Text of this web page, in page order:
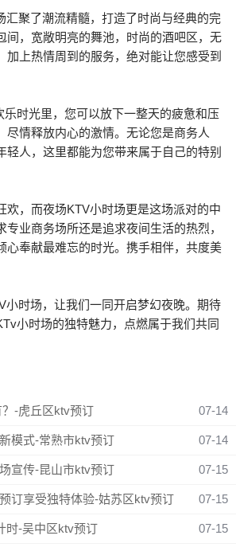
汇聚了潮流精髓，打造了时尚与经典的完
间，宽敞明亮的舞池，时尚的酒吧区，无
加上热情周到的服务，绝对能让您感受到
时光里，您可以放下一整天的疲惫和压
尽情释放内心的激情。无论您是商务人
轻人，这里都能为您带来属于自己的特别
欢，而夜场KTV小时场更是这场派对的中
业商务场所还是追求夜间生活的热烈，
心奉献最难忘的时光。携手相伴，共度美
小时场，让我们一同开启梦幻夜晚。期待
小时场的独特魅力，点燃属于我们共同
-虎丘区ktv预订 07-14
模式-常熟市ktv预订 07-14
宣传-昆山市ktv预订 07-15
订享受独特体验-姑苏区ktv预订 07-15
时-吴中区ktv预订 07-15